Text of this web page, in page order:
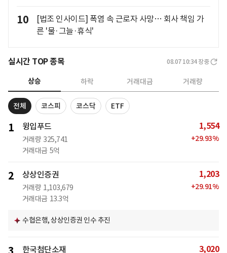
10
[법조 인사이드] 폭염 속 근로자 사망… 회사 책임 가
른 '물·그늘·휴식'
실시간 TOP 종목 08.07 10:34 장중
상승 하락 거래대금 거래량
전체 코스피 코스닥 ETF
1 윙입푸드
거래량 325,741
거래대금 5억
1,554
+29.93%
2 상상인증권
거래량 1,103,679
거래대금 13.3억
1,203
+29.91%
수협은행, 상상인증권 인수 추진
한국첨단소재 3,020